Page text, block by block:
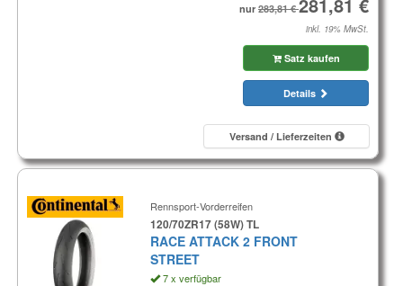
nur
inkl. 19% MwSt.
Satz kaufen
Details
Versand / Lieferzeiten
Rennsport-Vorderreifen
120/70ZR17 (58W) TL
RACE ATTACK 2 FRONT
STREET
7 x verfügbar